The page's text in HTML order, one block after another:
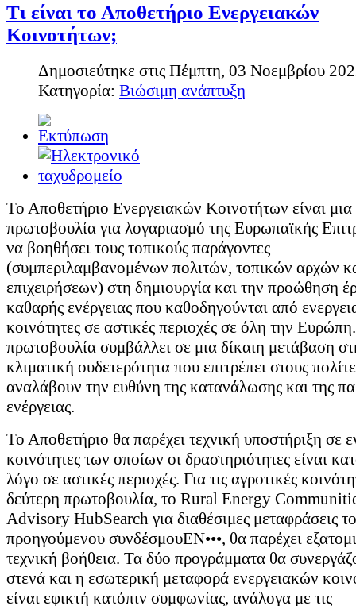
Τι είναι το Αποθετήριο Ενεργειακών
Κοινοτήτων;
Δημοσιεύτηκε στις Πέμπτη, 03 Νοεμβρίου
Κατηγορία: Βιώσιμη ανάπτυξη
Το Αποθετήριο Ενεργειακών Κοινοτήτων είναι μια
πρωτοβουλία για λογαριασμό της Ευρωπαϊκής
να βοηθήσει τους τοπικούς παράγοντες
(συμπεριλαμβανομένων πολιτών, τοπικών αρχών
επιχειρήσεων) στη δημιουργία και την προώθηση
καθαρής ενέργειας που καθοδηγούνται από
κοινότητες σε αστικές περιοχές σε όλη την
πρωτοβουλία συμβάλλει σε μια δίκαιη μετάβαση
κλιματική ουδετερότητα που επιτρέπει στους
αναλάβουν την ευθύνη της κατανάλωσης και της
ενέργειας.
Το Αποθετήριο θα παρέχει τεχνική υποστήριξη σε
κοινότητες των οποίων οι δραστηριότητες είναι
λόγο σε αστικές περιοχές. Για τις αγροτικές
δεύτερη πρωτοβουλία, το Rural Energy
Advisory HubSearch για διαθέσιμες μεταφράσεις
προηγούμενου συνδέσμουEN•••, θα παρέχει
τεχνική βοήθεια. Τα δύο προγράμματα θα
στενά και η εσωτερική μεταφορά ενεργειακών
είναι εφικτή κατόπιν συμφωνίας, ανάλογα με τις